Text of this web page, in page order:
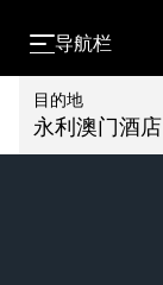
导航栏
目的地
永利澳门酒店